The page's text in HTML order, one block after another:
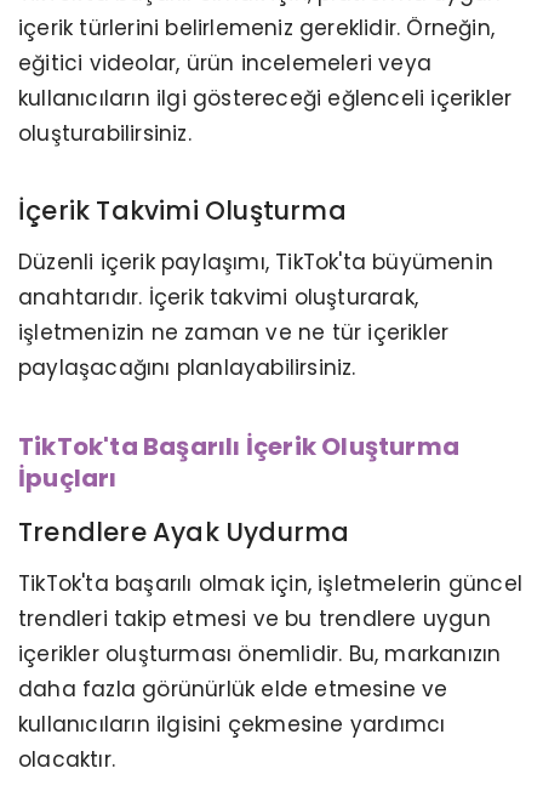
içerik türlerini belirlemeniz gereklidir. Örneğin,
eğitici videolar, ürün incelemeleri veya
kullanıcıların ilgi göstereceği eğlenceli içerikler
oluşturabilirsiniz.
İçerik Takvimi Oluşturma
Düzenli içerik paylaşımı, TikTok'ta büyümenin
anahtarıdır. İçerik takvimi oluşturarak,
işletmenizin ne zaman ve ne tür içerikler
paylaşacağını planlayabilirsiniz.
TikTok'ta Başarılı İçerik Oluşturma
İpuçları
Trendlere Ayak Uydurma
TikTok'ta başarılı olmak için, işletmelerin güncel
trendleri takip etmesi ve bu trendlere uygun
içerikler oluşturması önemlidir. Bu, markanızın
daha fazla görünürlük elde etmesine ve
kullanıcıların ilgisini çekmesine yardımcı
olacaktır.